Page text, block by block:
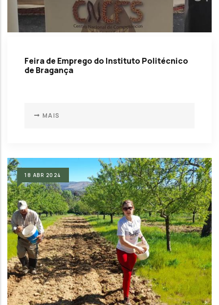
Feira de Emprego do Instituto Politécnico
de Bragança
MAIS
18 ABR 2024